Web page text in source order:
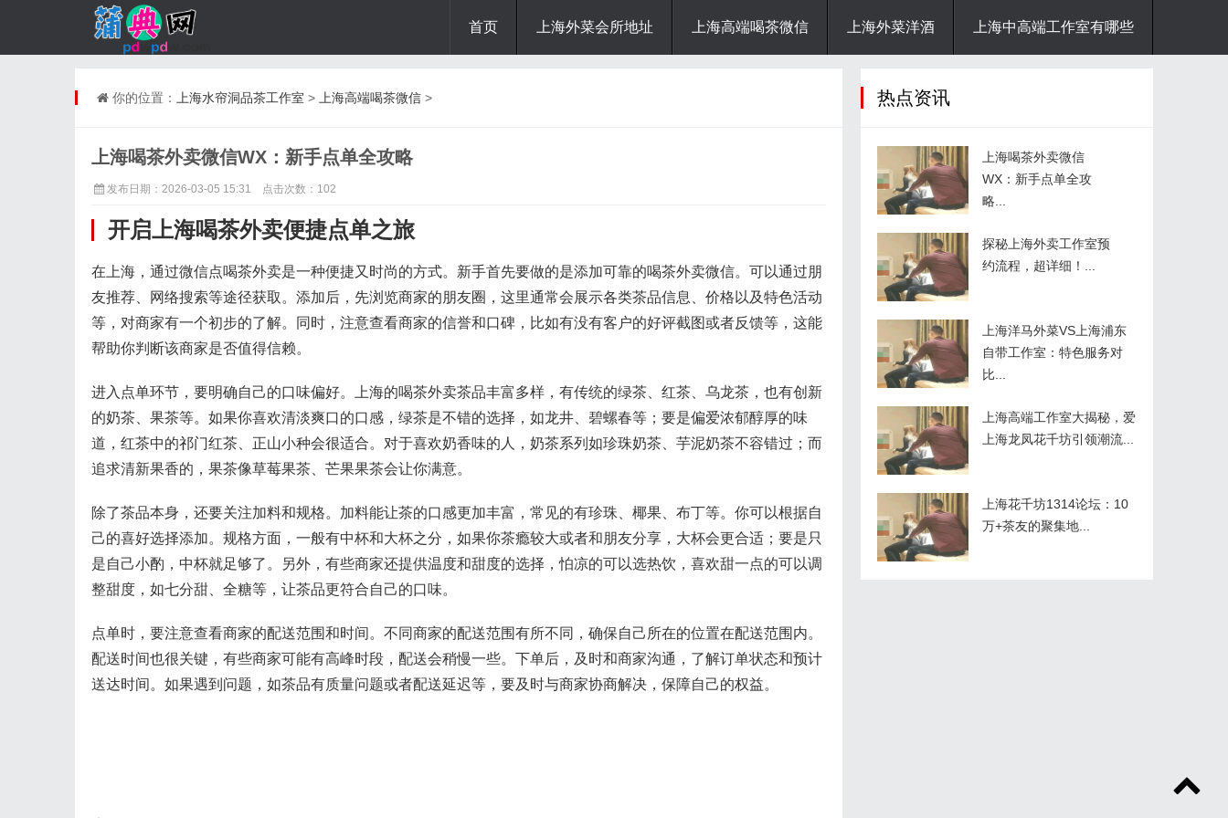
首页 上海外菜会所地址 上海高端喝茶微信 上海外菜洋酒 上海中高端工作室有哪些
你的位置： 上海水帘洞品茶工作室 > 上海高端喝茶微信>
上海喝茶外卖微信WX：新手点单全攻略
发布日期：2026-03-05 15:31 点击次数：102
开启上海喝茶外卖便捷点单之旅
在上海，通过微信点喝茶外卖是一种便捷又时尚的方式。新手首先要做的是添加可靠的喝茶外卖微信。可以通过朋
友推荐、网络搜索等途径获取。添加后，先浏览商家的朋友圈，这里通常会展示各类茶品信息、价格以及特色活动
等，对商家有一个初步的了解。同时，注意查看商家的信誉和口碑，比如有没有客户的好评截图或者反馈等，这能
帮助你判断该商家是否值得信赖。
进入点单环节，要明确自己的口味偏好。上海的喝茶外卖茶品丰富多样，有传统的绿茶、红茶、乌龙茶，也有创新
的奶茶、果茶等。如果你喜欢清淡爽口的口感，绿茶是不错的选择，如龙井、碧螺春等；要是偏爱浓郁醇厚的味
道，红茶中的祁门红茶、正山小种会很适合。对于喜欢奶香味的人，奶茶系列如珍珠奶茶、芋泥奶茶不容错过；而
追求清新果香的，果茶像草莓果茶、芒果果茶会让你满意。
除了茶品本身，还要关注加料和规格。加料能让茶的口感更加丰富，常见的有珍珠、椰果、布丁等。你可以根据自
己的喜好选择添加。规格方面，一般有中杯和大杯之分，如果你茶瘾较大或者和朋友分享，大杯会更合适；要是只
是自己小酌，中杯就足够了。另外，有些商家还提供温度和甜度的选择，怕凉的可以选热饮，喜欢甜一点的可以调
整甜度，如七分甜、全糖等，让茶品更符合自己的口味。
点单时，要注意查看商家的配送范围和时间。不同商家的配送范围有所不同，确保自己所在的位置在配送范围内。
配送时间也很关键，有些商家可能有高峰时段，配送会稍慢一些。下单后，及时和商家沟通，了解订单状态和预计
送达时间。如果遇到问题，如茶品有质量问题或者配送延迟等，要及时与商家协商解决，保障自己的权益。
热点资讯
上海喝茶外卖微信
WX：新手点单全攻
略...
探秘上海外卖工作室预
约流程，超详细！...
上海洋马外菜VS上海浦东
自带工作室：特色服务对
比...
上海高端工作室大揭秘，爱
上海龙凤花千坊引领潮流...
上海花千坊1314论坛：10
万+茶友的聚集地...